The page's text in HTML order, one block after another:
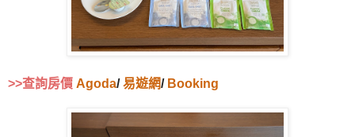
>>查詢房價 Agoda/易遊網/ Booking